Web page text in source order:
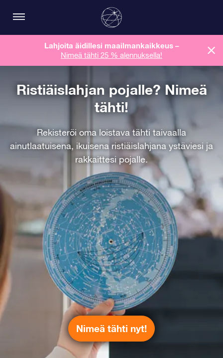
Lahjoita äidillesi maailmankaikkeus –
Nimeä tähti 25 % alennuksella!
Ristiäislahjan pojalle? Nimeä
tähti!
Rekisteröi oma loistava tähti taivaalla
ainutlaatuisena, ikuisena ristiäislahjana ystäviesi ja
rakkaittesi pojalle.
Nimeä tähti nyt!